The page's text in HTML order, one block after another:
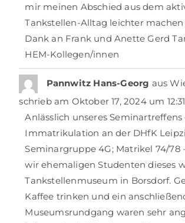
mir meinen Abschied aus dem
Tankstellen-Alltag leichter machen
Dank an Frank und Anette Gerd
HEM-Kollegen/innen
Pannwitz Hans-Georg aus
schrieb am Oktober 17, 2024 um
Anlässlich unseres Seminartreffens
Immatrikulation an der DHfK
Seminargruppe 4G; Matrikel 74/78
wir ehemaligen Studenten dieses
Tankstellenmuseum in Borsdorf.
Kaffee trinken und ein
Museumsrundgang waren sehr